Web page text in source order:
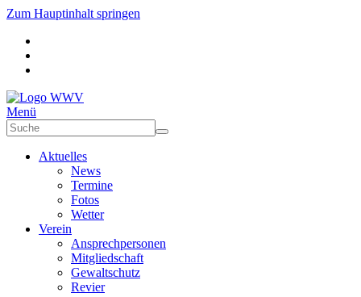
Zum Hauptinhalt springen
Menü
Aktuelles
News
Termine
Fotos
Wetter
Verein
Ansprechpersonen
Mitgliedschaft
Gewaltschutz
Revier